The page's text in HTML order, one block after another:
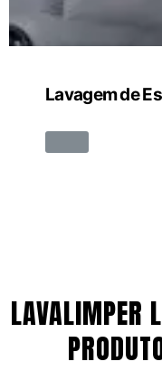
Lavagem de
LAVALIMPER